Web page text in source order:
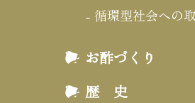
循環型社会への
お酢づくり
歴 史